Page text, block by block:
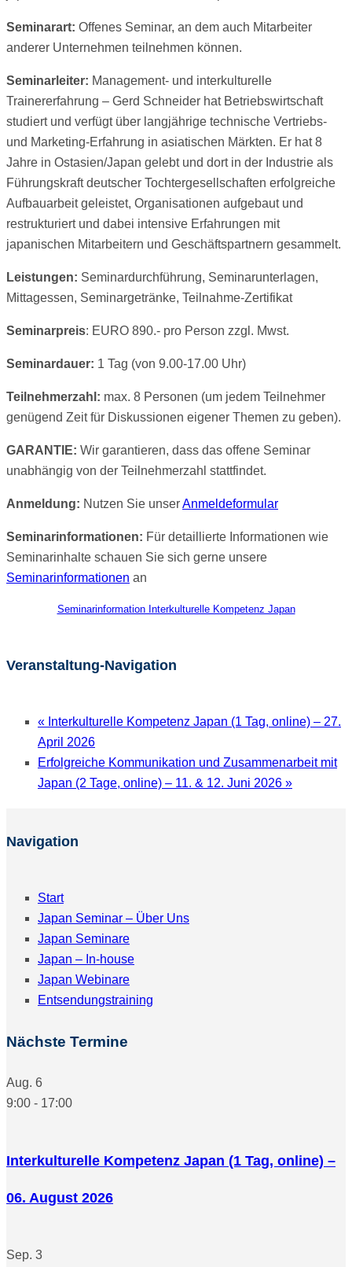
Seminarart: Offenes Seminar, an dem auch Mitarbeiter
anderer Unternehmen teilnehmen können.
Seminarleiter: Management- und interkulturelle
Trainererfahrung – Gerd Schneider hat Betriebswirtschaft
studiert und verfügt über langjährige technische Vertriebs-
und Marketing-Erfahrung in asiatischen Märkten. Er hat 8
Jahre in Ostasien/Japan gelebt und dort in der Industrie als
Führungskraft deutscher Tochtergesellschaften erfolgreiche
Aufbauarbeit geleistet, Organisationen aufgebaut und
restrukturiert und dabei intensive Erfahrungen mit
japanischen Mitarbeitern und Geschäftspartnern gesammelt.
Leistungen: Seminardurchführung, Seminarunterlagen,
Mittagessen, Seminargetränke, Teilnahme-Zertifikat
Seminarpreis: EURO 890.- pro Person zzgl. Mwst.
Seminardauer: 1 Tag (von 9.00-17.00 Uhr)
Teilnehmerzahl: max. 8 Personen (um jedem Teilnehmer
genügend Zeit für Diskussionen eigener Themen zu geben).
GARANTIE: Wir garantieren, dass das offene Seminar
unabhängig von der Teilnehmerzahl stattfindet.
Anmeldung: Nutzen Sie unserAnmeldeformular
Seminarinformationen: Für detaillierte Informationen wie
Seminarinhalte schauen Sie sich gerne unsere
Seminarinformationen an
Seminarinformation Interkulturelle Kompetenz Japan
Veranstaltung-Navigation
« Interkulturelle Kompetenz Japan (1 Tag, online) – 27.
April 2026
Erfolgreiche Kommunikation und Zusammenarbeit mit
Japan (2 Tage, online) – 11. & 12. Juni 2026 »
Navigation
Start
Japan Seminar – Über Uns
Japan Seminare
Japan – In-house
Japan Webinare
Entsendungstraining
Nächste Termine
Aug. 6
9:00 - 17:00
Interkulturelle Kompetenz Japan (1 Tag, online) –
06. August 2026
Sep. 3